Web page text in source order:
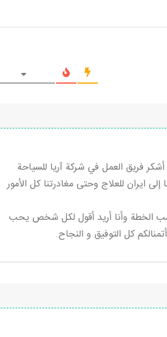
فريق العمل في شركة آريا للسياحة
ايران للعلاج وحتى مغادرتنا كل الأمور
كانت كاملة وحسب الخطة وأنا أريد أقول لكل شخص يحب
كل التوفيق و النجاح.